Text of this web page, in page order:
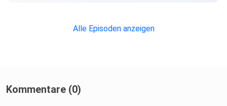
Alle Episoden anzeigen
Kommentare (0)